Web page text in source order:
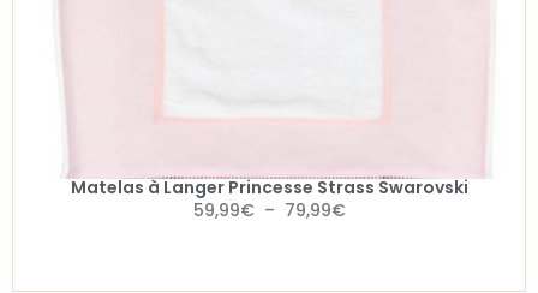
Matelas à Langer Princesse Strass Swarovski
59,99€ – 79,99€